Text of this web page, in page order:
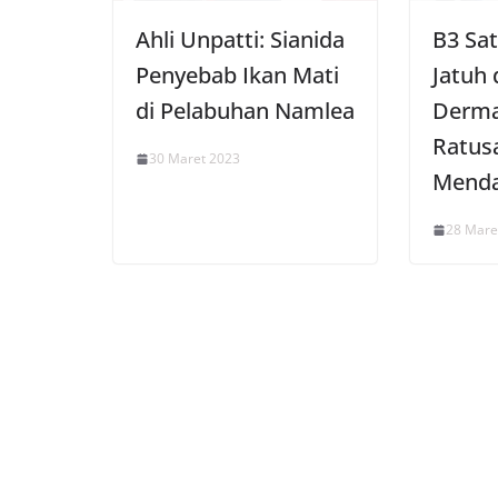
Ahli Unpatti: Sianida
Penyebab Ikan Mati
di Pelabuhan Namlea
30 Maret 2023
B3
Jatuh
28